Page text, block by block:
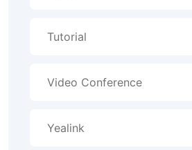
Tutorial
Video Conference
Yealink